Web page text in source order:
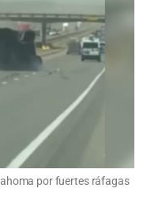
por fuertes ráfagas